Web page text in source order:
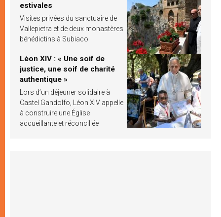
estivales
Visites privées du sanctuaire de
Vallepietra et de deux monastères
bénédictins à Subiaco
Léon XIV : « Une soif de
justice, une soif de charité
authentique »
Lors d’un déjeuner solidaire à
Castel Gandolfo, Léon XIV appelle
à construire une Église
accueillante et réconciliée